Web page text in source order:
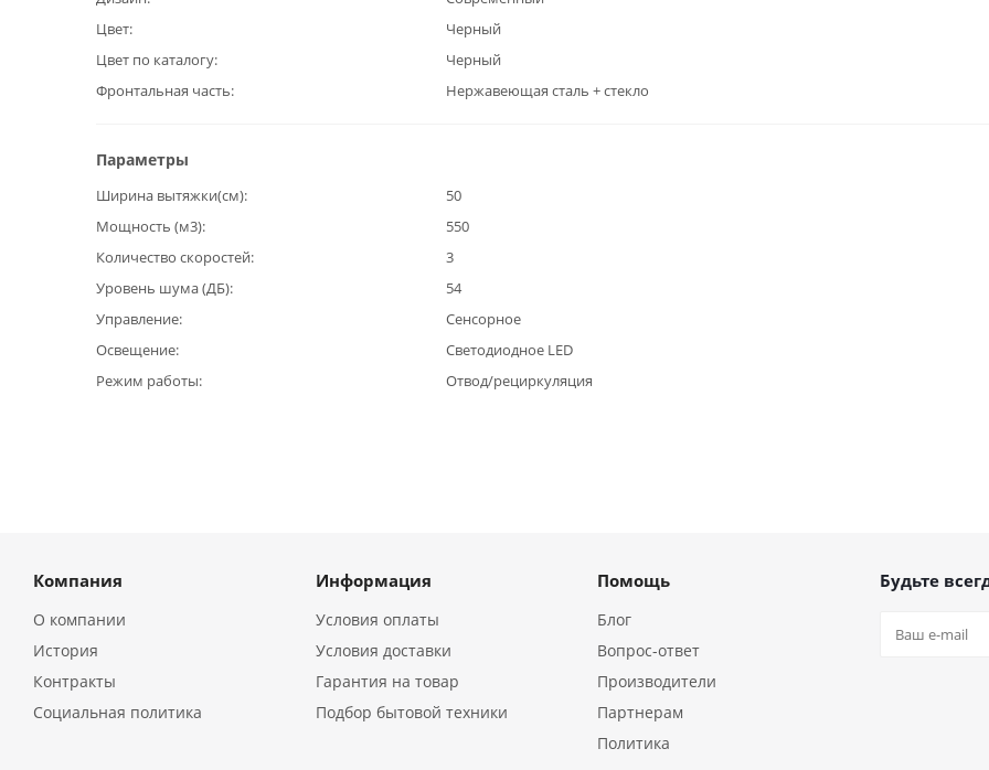
Цвет
Черный
Цвет по каталогу
Черный
Фронтальная часть
Нержавеющая сталь + стекло
Параметры
Ширина вытяжки(см)
50
Мощность (м3)
550
Количество скоростей
3
Уровень шума (ДБ)
54
Управление
Сенсорное
Освещение
Светодиодное LED
Режим работы
Отвод/рециркуляция
Компания
О компании
История
Контракты
Социальная политика
Информация
Условия оплаты
Условия доставки
Гарантия на товар
Подбор бытовой техники
Помощь
Блог
Вопрос-ответ
Производители
Партнерам
Политика
Будьте